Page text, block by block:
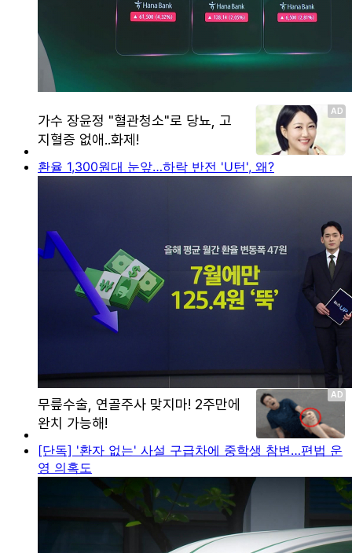
환율 1,300원대 눈앞…하락 반전 'U턴', 왜?
[단독] '환자 없는' 사설 구급차에 중학생 참변…편법 운
영 의혹도